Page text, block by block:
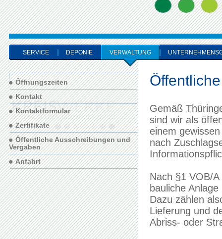
SERVICE DEPONIE VERWALTUNG
Gemäß
sind wir als
einem
nach
Nach §1 VOB/
bauliche
Dazu zählen
Lieferung und
Abriss- oder
Öffnungszeiten
Kontakt
Kontaktformular
Zertifikate
Öffentliche Ausschreibungen und
Vergaben
Anfahrt